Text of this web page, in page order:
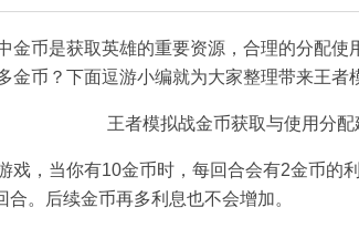
金币是获取英雄的重要资源，合理的分配
金币？下面逗游小编就为大家整理带来王者
戏，当你有10金币时，每回合会有2金币的
。后续金币再多利息也不会增加。